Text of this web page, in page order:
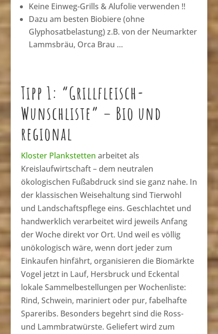
Keine Einweg-Grills & Alufolie verwenden !!
Dazu am besten Biobiere (ohne
Glyphosatbelastung) z.B. von der Neumarkter
Lammsbräu, Orca Brau …
Tipp 1: “Grillfleisch-
Wunschliste” – Bio und
regional
Kloster Plankstetten arbeitet als
Kreislaufwirtschaft – dem neutralen
ökologischen Fußabdruck sind sie ganz nahe. In
der klassischen Weisehaltung sind Tierwohl
und Landschaftspflege eins. Geschlachtet und
handwerklich verarbeitet wird jeweils Anfang
der Woche direkt vor Ort. Und weil es völlig
unökologisch wäre, wenn dort jeder zum
Einkaufen hinfährt, organisieren die Biomärkte
Vogel jetzt in Lauf, Hersbruck und Eckental
lokale Sammelbestellungen per Wochenliste:
Rind, Schwein, mariniert oder pur, fabelhafte
Spareribs. Besonders begehrt sind die Ross-
und Lammbratwürste. Geliefert wird zum